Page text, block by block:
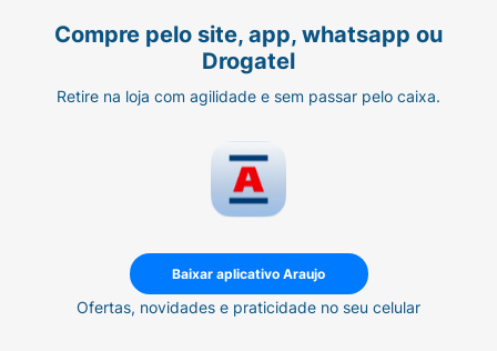
Compre pelo site, app, whatsapp ou
Drogatel
Retire na loja com agilidade e sem passar pelo caixa.
Baixar aplicativo Araujo
Ofertas, novidades e praticidade no seu celular